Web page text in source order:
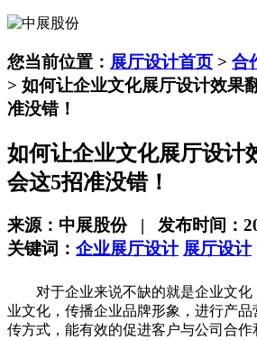
您当前位置： 展厅设计首页 > 合
> 如何让企业文化展厅设计效果
准没错！
如何让企业文化展厅设计
会这5招准没错！
来源：中展股份 | 发布时间：
关键词： 企业展厅设计 展厅设计
对于企业来说不缺的就是企业文化
业文化，传播企业品牌形象，进行产
传方式，能有效的促进客户与公司合